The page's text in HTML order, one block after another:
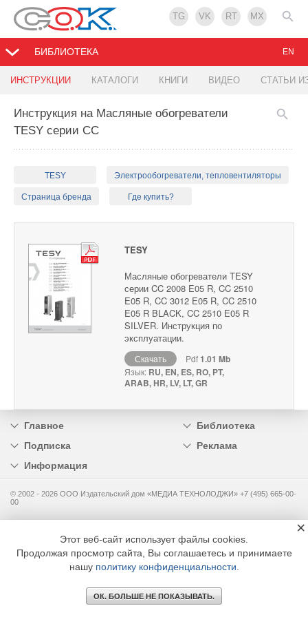
TG VK RT MX
БИБЛИОТЕКА
ИНСТРУКЦИИ КАТАЛОГИ КНИГИ ВИДЕО СТАТЬИ
EN
Инструкция на Масляные обогреватели
TESY серии CC
TESY Электрообогреватели, тепловентиляторы
Страница бренда Где купить?
TESY
Масляные обогреватели TESY
серии CC 2008 E05 R, CC 2510
E05 R, CC 3012 E05 R, CC 2510
E05 R BLACK, CC 2510 E05 R
SILVER. Инструкция по
эксплуатации.
Скачать Pdf1.01 Mb
Язык: RU, EN, ES, RO, PT,
ARAB, HR, LV, LT, GR
Главное
Библиотека
Подписка
Реклама
Информация
© 2002 - 2026 OOO Издательский дом «МЕДИА ТЕХНОЛОДЖИ» +7 (495) 665-00-
00
Этот веб-сайт использует файлы cookies.
Продолжая просмотр сайта, Вы соглашаетесь и принимаете
нашу политику конфиденциальности
ОК. БОЛЬШЕ НЕ ПОКАЗЫВАТЬ.
×